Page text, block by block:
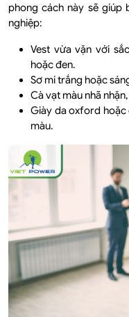
phong cách này sẽ giúp
nghiệp:
Vest vừa vặn với
hoặc đen.
Sơ mi trắng hoặc
Cà vạt màu nhã
Giày da oxford
màu.